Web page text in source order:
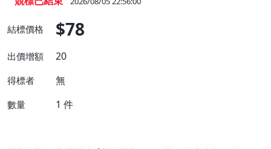
結標價格 $78
出價增額 20
得標者 無
數量 1 件